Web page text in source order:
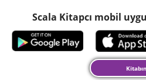
Scala Kitapcı mobil